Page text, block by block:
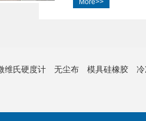
More>>
维氏硬度计 无尘布 模具硅橡胶